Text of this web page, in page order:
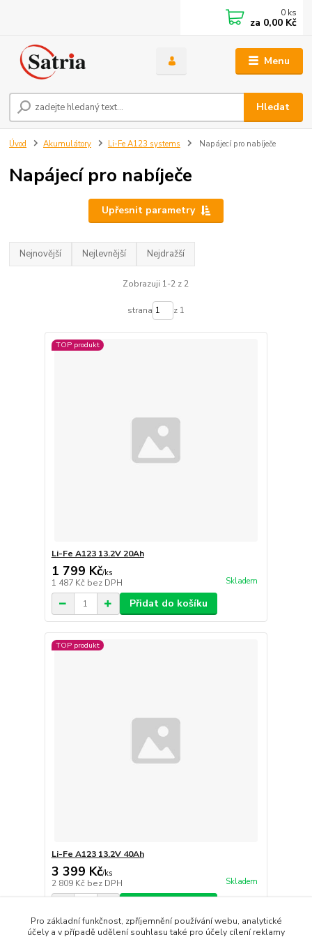
Menu
Hledat
0 ks
za 0,00 Kč
Úvod Akumulátory Li-Fe A123 systems Napájecí pro nabíječe
Napájecí pro nabíječe
Upřesnit parametry
Nejnovější Nejlevnější Nejdražší
Zobrazuji 1-2 z 2
strana z 1
TOP produkt
Li-Fe A123 13.2V 20Ah
1 799 Kč/ks
1 487 Kč bez DPH Skladem
Přidat do košíku
TOP produkt
Li-Fe A123 13.2V 40Ah
3 399 Kč/ks
2 809 Kč bez DPH Skladem
Pro základní funkčnost, zpříjemnění používání webu, analytické
účely a v případě udělení souhlasu také pro účely cílení reklamy